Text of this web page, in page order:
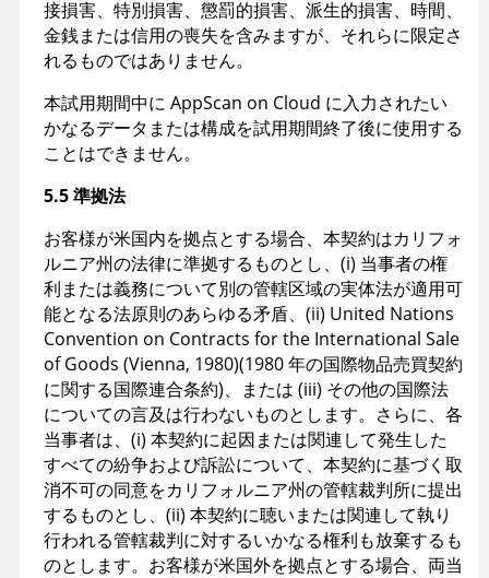
接損害、特別損害、懲罰的損害、派生的損害、時間、
金銭または信用の喪失を含みますが、それらに限定さ
れるものではありません。
本試用期間中に AppScan on Cloud に入力されたい
かなるデータまたは構成を試用期間終了後に使用する
ことはできません。
5.5 準拠法
お客様が米国内を拠点とする場合、本契約はカリフォ
ルニア州の法律に準拠するものとし、(i) 当事者の権
利または義務について別の管轄区域の実体法が適用可
能となる法原則のあらゆる矛盾、(ii) United Nations
Convention on Contracts for the International Sale
of Goods (Vienna, 1980)(1980 年の国際物品売買契約
に関する国際連合条約)、または (iii) その他の国際法
についての言及は行わないものとします。さらに、各
当事者は、(i) 本契約に起因または関連して発生した
すべての紛争および訴訟について、本契約に基づく取
消不可の同意をカリフォルニア州の管轄裁判所に提出
するものとし、(ii) 本契約に聴いまたは関連して執り
行われる管轄裁判に対するいかなる権利も放棄するも
のとします。お客様が米国外を拠点とする場合、両当